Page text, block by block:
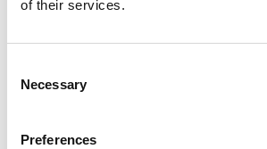
of their services.
Selection
Necessary
Preferences
OMAGGIO
€39,99
5.00out of 5